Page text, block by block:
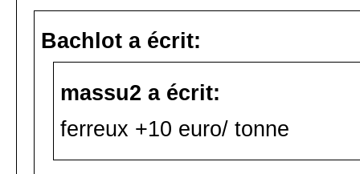
Bachlot a écrit:
massu2 a écrit:
ferreux +10 euro/ tonne